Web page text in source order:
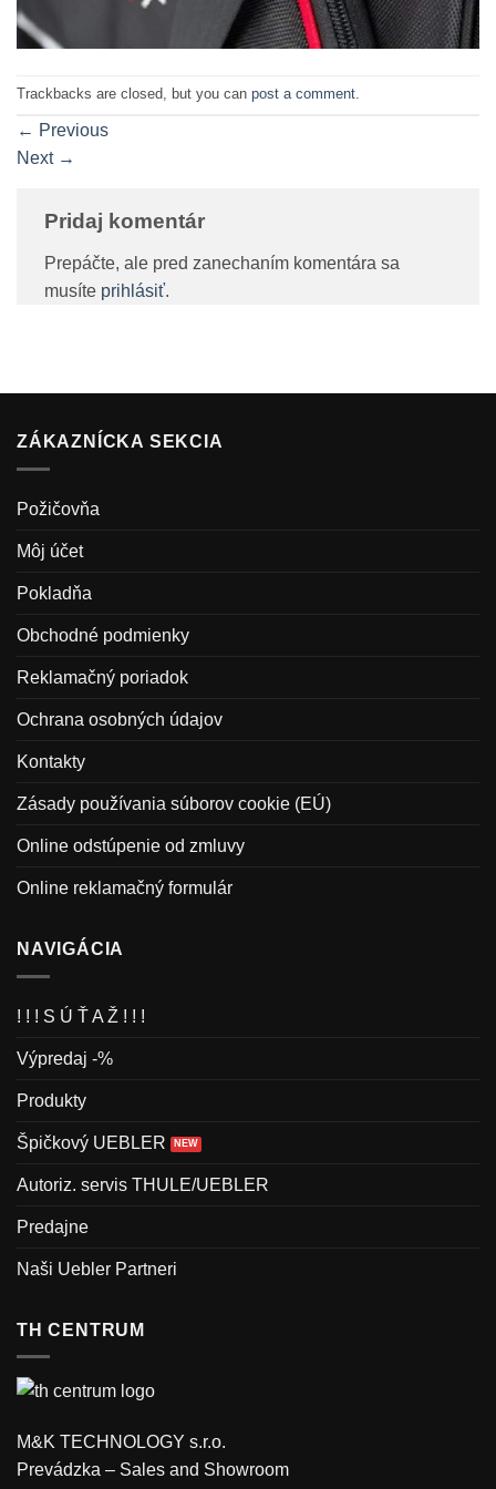
Trackbacks are closed, but you can post a comment.
← Previous
Next →
Pridaj komentár
Prepáčte, ale pred zanechaním komentára sa
musíte prihlásiť.
ZÁKAZNÍCKA SEKCIA
Požičovňa
Môj účet
Pokladňa
Obchodné podmienky
Reklamačný poriadok
Ochrana osobných údajov
Kontakty
Zásady používania súborov cookie (EÚ)
Online odstúpenie od zmluvy
Online reklamačný formulár
NAVIGÁCIA
! ! ! S Ú Ť A Ž ! ! !
Výpredaj -%
Produkty
Špičkový UEBLER
Autoriz. servis THULE/UEBLER
Predajne
Naši Uebler Partneri
TH CENTRUM
M&K TECHNOLOGY s.r.o.
Prevádzka – Sales and Showroom